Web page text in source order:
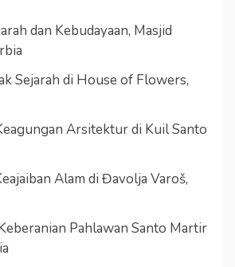
dan Kebudayaan, Masjid
Sejarah di House of Flowers,
Arsitektur di Kuil Santo
Alam di Đavolja Varoš,
Pahlawan Santo Martir